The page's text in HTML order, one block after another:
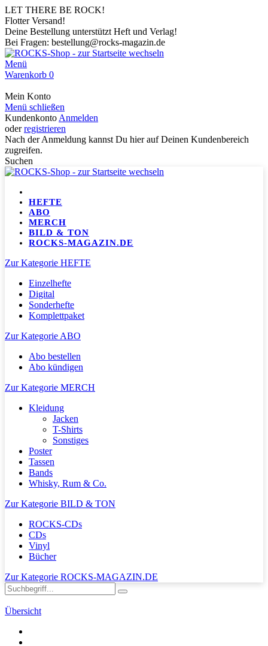
LET THERE BE ROCK!
Flotter Versand!
Deine Bestellung unterstützt Heft und Verlag!
Bei Fragen: bestellung@rocks-magazin.de
Menü
Warenkorb 0
Mein Konto
Menü schließen
Kundenkonto Anmelden
oderregistrieren
Nach der Anmeldung kannst Du hier auf Deinen Kundenbereich
zugreifen.
Suchen
HEFTE
ABO
MERCH
BILD & TON
ROCKS-MAGAZIN.DE
Zur Kategorie HEFTE
Einzelhefte
Digital
Sonderhefte
Komplettpaket
Zur Kategorie ABO
Abo bestellen
Abo kündigen
Zur Kategorie MERCH
Kleidung
Jacken
T-Shirts
Sonstiges
Poster
Tassen
Bands
Whisky, Rum & Co.
Zur Kategorie BILD & TON
ROCKS-CDs
CDs
Vinyl
Bücher
Zur Kategorie ROCKS-MAGAZIN.DE
Übersicht